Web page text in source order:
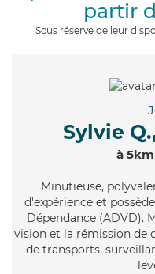
partir
Sous réserve de leur
Sylvie
à
Minutieuse,
d'expérience et
Dépendance (ADVD).
vision et la rémission de
de transports,